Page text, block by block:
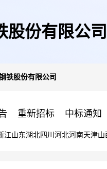
股份有限公司
铁股份有限公司
重新招标 中标通知
江山东湖北四川 河北河南天津山